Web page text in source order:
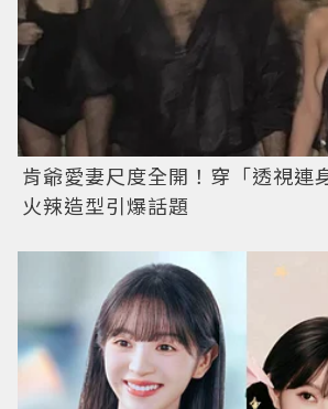
肯爺愛妻尺度全開！穿「透視連
火辣造型引爆話題